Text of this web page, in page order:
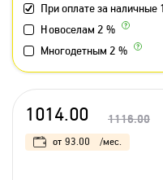
При оплате за наличные
Новоселам 2 %
Многодетным 2 %
1014.00 1116.00
от 93.00 /мес.